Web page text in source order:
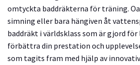
omtyckta baddräkterna för träning.
simning eller bara hängiven åt
baddräkt i världsklass som är gjord
förbättra din prestation och
som tagits fram med hjälp av